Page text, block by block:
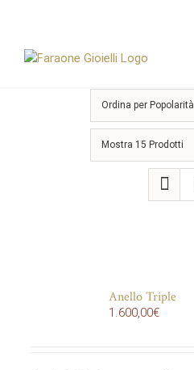
Ordina per Popolarità
Mostra 15 Prodotti
Anello Triple
1.600,00€